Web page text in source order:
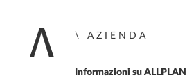
Home
AZIENDA
Informazioni su ALLPLAN